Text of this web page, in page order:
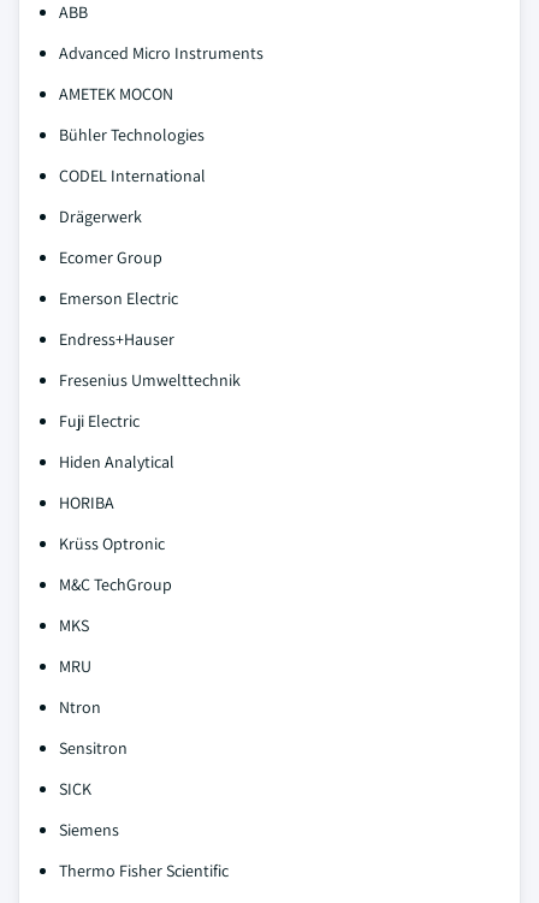
ABB
Advanced Micro Instruments
AMETEK MOCON
Bühler Technologies
CODEL International
Drägerwerk
Ecomer Group
Emerson Electric
Endress+Hauser
Fresenius Umwelttechnik
Fuji Electric
Hiden Analytical
HORIBA
Krüss Optronic
M&C TechGroup
MKS
MRU
Ntron
Sensitron
SICK
Siemens
Thermo Fisher Scientific